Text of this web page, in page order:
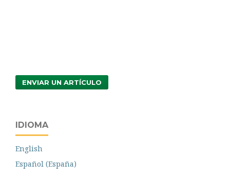
ENVIAR UN ARTÍCULO
IDIOMA
English
Español (España)